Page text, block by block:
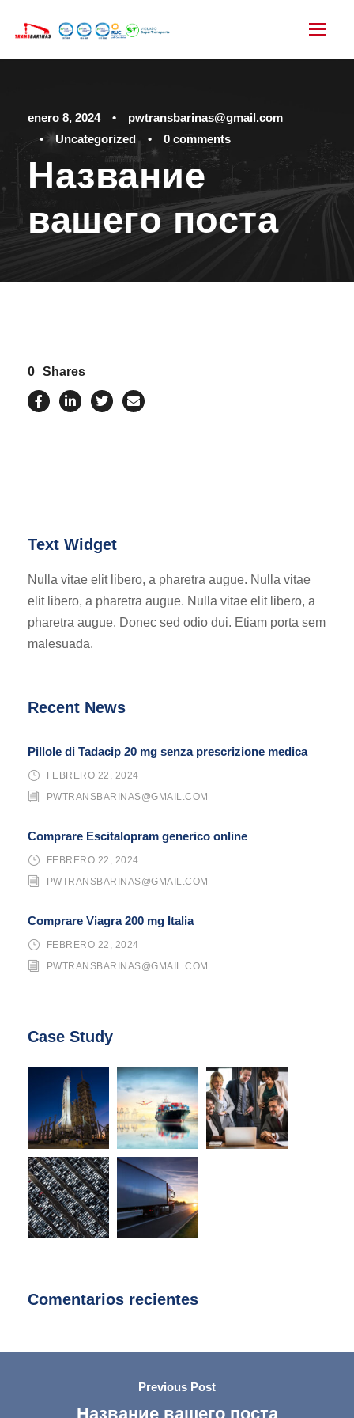
enero 8, 2024 •
pwtransbarinas@gmail.com
•
Uncategorized • 0 comments
Название
вашего поста
0 Shares
Text Widget
Nulla vitae elit libero, a pharetra augue. Nulla vitae
elit libero, a pharetra augue. Nulla vitae elit libero, a
pharetra augue. Donec sed odio dui. Etiam porta sem
malesuada.
Recent News
Pillole di Tadacip 20 mg senza prescrizione medica
FEBRERO 22, 2024
PWTRANSBARINAS@GMAIL.COM
Comprare Escitalopram generico online
FEBRERO 22, 2024
PWTRANSBARINAS@GMAIL.COM
Comprare Viagra 200 mg Italia
FEBRERO 22, 2024
PWTRANSBARINAS@GMAIL.COM
Case Study
Comentarios recientes
Previous Post
Название вашего поста